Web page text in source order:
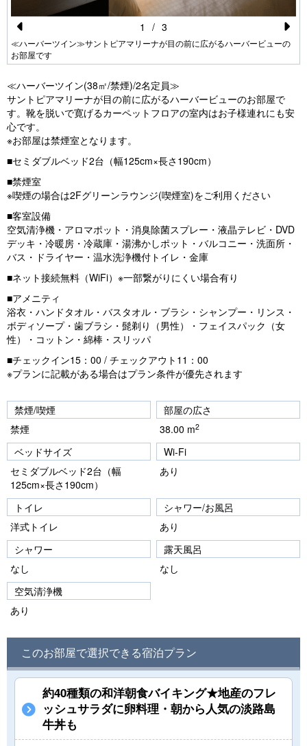
Pr
e
vi
o
u
s
≪ハーバーツイン≫サントピアマリーナが目の前に広がるハーバービューの
お部屋です
N
e
1 / 3
≪ハーバーツイン(38㎡/禁煙)/2名定員≫
サントピアマリーナが目の前に広がるハーバービューのお部屋で
す。靴を脱いで寛げるカーペットフロアの室内はお子様連れにも安
心です。
※お部屋は禁煙室となります。
■セミダブルベッド2台（幅125cm×長さ190cm）
■禁煙室
※喫煙の場合は2Fグリーンラウンジ(喫煙室)をご利用ください
■客室設備
空気清浄機・アロマポット・消臭除菌スプレー・液晶テレビ・DVD
デッキ・冷暖房・冷蔵庫・湯沸かしポット・バルコニー・洗面所・
バス・ドライヤー・温水洗浄機付トイレ・金庫
■ネット接続無料（WiFi）※一部繋がりにくい場合有り
■アメニティ
浴衣・ハンドタオル・バスタオル・ブラシ・シャンプー・リンス・
ボディソープ・歯ブラシ・髭剃り（男性）・フェイスパック（女
性）・コットン・綿棒・スリッパ
■チェックイン15：00 / チェックアウト11：00
※プランに記載がある場合はプラン条件が優先されます
禁煙/喫煙
禁煙
部屋の広さ
38.00 m2
ベッドサイズ
セミダブルベッド2台（幅
125cm×長さ190cm）
Wi-Fi
あり
トイレ
洋式トイレ
シャワー/お風呂
あり
シャワー
なし
露天風呂
なし
空気清浄機
あり
このお部屋で選択できる宿泊プラン
約40種類の和洋朝食バイキング★地産のフレ
ッシュサラダに卵料理・朝から人気の淡路島
牛丼も